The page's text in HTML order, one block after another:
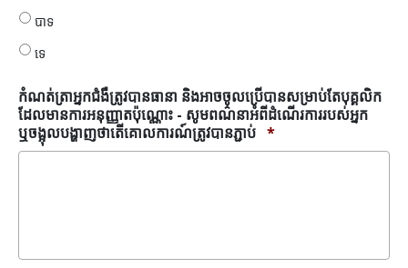
បាន
ធានា
និង
ចូល
ប្រើ
បាន
សម្រាប់តែ
ប៉ុណ្ណោះ
បាទ
ទេ
កំណត់ត្រាអ្នកជំងឺត្រូវបានធានា និងអាចចូលប្រើបានសម្រាប់តែបុគ្គលិក
ដែលមានការអនុញ្ញាតប៉ុណ្ណោះ - សូមពណ៌នាអំពីដំណើរការរបស់អ្នក
ឬចង្អុលបង្ហាញថាតើគោលការណ៍ត្រូវបានភ្ជាប់ *